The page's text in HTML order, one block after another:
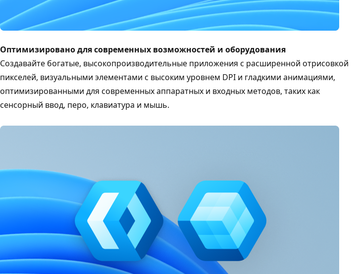
Оптимизировано для современных возможностей и оборудования
Создавайте богатые, высокопроизводительные приложения с расширенной отрисовкой
пикселей, визуальными элементами с высоким уровнем DPI и гладкими анимациями,
оптимизированными для современных аппаратных и входных методов, таких как
сенсорный ввод, перо, клавиатура и мышь.